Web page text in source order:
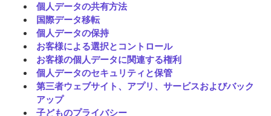
個人データの共有方法
国際データ移転
個人データの保持
お客様による選択とコントロール
お客様の個人データに関連する権利
個人データのセキュリティと保管
第三者ウェブサイト、アプリ、サービスおよびバック
アップ
子どものプライバシー